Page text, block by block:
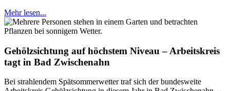
Mehr lesen...
Gehölzsichtung auf höchstem Niveau – Arbeitskreis
tagt in Bad Zwischenahn
Bei strahlendem Spätsommerwetter traf sich der bundesweite